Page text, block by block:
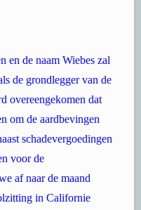
en de naam Wiebes zal
de grondlegger van de
overeengekomen dat
om de aardbevingen
schadevergoedingen
voor de
af naar de maand
in Californie